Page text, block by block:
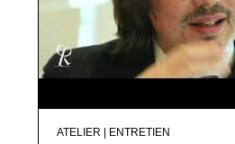
ATELIER | ENTRETIEN